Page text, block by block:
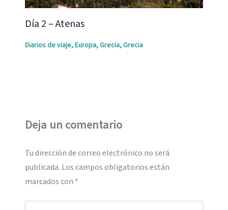
Día 2 – Atenas
Diarios de viaje,Europa,Grecia,Grecia
Deja un comentario
Tu dirección de correo electrónico no será
publicada. Los campos obligatorios están
marcados con *